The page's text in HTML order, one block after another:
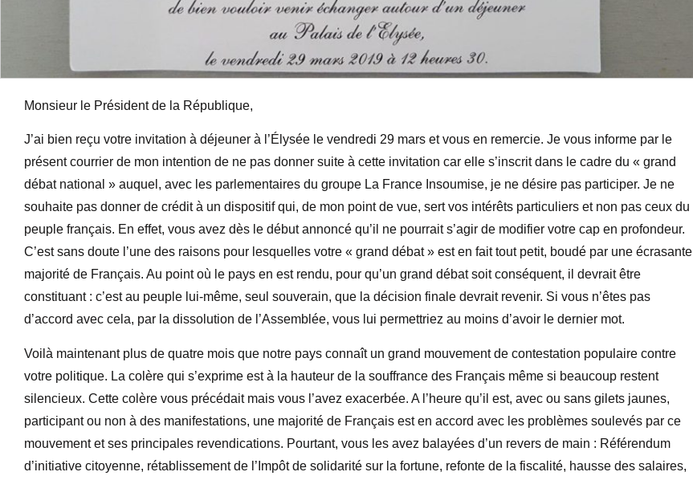
Monsieur le Président de la République,
J’ai bien reçu votre invitation à déjeuner à l’Élysée le vendredi 29 mars et vous en remercie. Je vous informe par le
présent courrier de mon intention de ne pas donner suite à cette invitation car elle s’inscrit dans le cadre du « grand
débat national » auquel, avec les parlementaires du groupe La France Insoumise, je ne désire pas participer. Je ne
souhaite pas donner de crédit à un dispositif qui, de mon point de vue, sert vos intérêts particuliers et non pas ceux du
peuple français. En effet, vous avez dès le début annoncé qu’il ne pourrait s’agir de modifier votre cap en profondeur.
C’est sans doute l’une des raisons pour lesquelles votre « grand débat » est en fait tout petit, boudé par une écrasante
majorité de Français. Au point où le pays en est rendu, pour qu’un grand débat soit conséquent, il devrait être
constituant : c’est au peuple lui-même, seul souverain, que la décision finale devrait revenir. Si vous n’êtes pas
d’accord avec cela, par la dissolution de l’Assemblée, vous lui permettriez au moins d’avoir le dernier mot.
Voilà maintenant plus de quatre mois que notre pays connaît un grand mouvement de contestation populaire contre
votre politique. La colère qui s’exprime est à la hauteur de la souffrance des Français même si beaucoup restent
silencieux. Cette colère vous précédait mais vous l’avez exacerbée. A l’heure qu’il est, avec ou sans gilets jaunes,
participant ou non à des manifestations, une majorité de Français est en accord avec les problèmes soulevés par ce
mouvement et ses principales revendications. Pourtant, vous les avez balayées d’un revers de main : Référendum
d’initiative citoyenne, rétablissement de l’Impôt de solidarité sur la fortune, refonte de la fiscalité, hausse des salaires,